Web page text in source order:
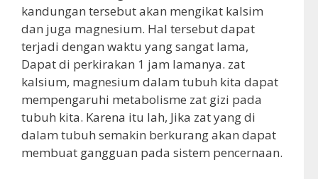
kandungan tersebut akan mengikat kalsim
dan juga magnesium. Hal tersebut dapat
terjadi dengan waktu yang sangat lama,
Dapat di perkirakan 1 jam lamanya. zat
kalsium, magnesium dalam tubuh kita dapat
mempengaruhi metabolisme zat gizi pada
tubuh kita. Karena itu lah, Jika zat yang di
dalam tubuh semakin berkurang akan dapat
membuat gangguan pada sistem pencernaan.